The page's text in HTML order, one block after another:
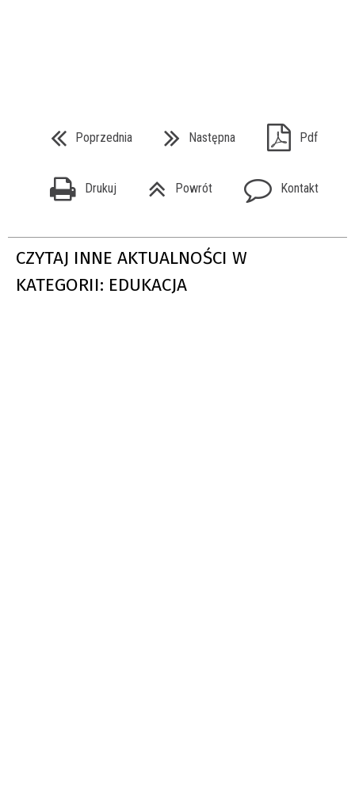
Poprzednia Następna Pdf
Drukuj Powrót Kontakt
CZYTAJ INNE AKTUALNOŚCI W
KATEGORII: EDUKACJA